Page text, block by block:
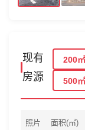
现有
房源
200
500
照片 面积(㎡)